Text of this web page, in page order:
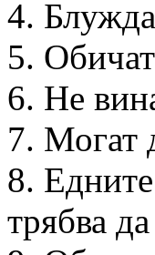
4.
5.
6. Не
7. Могат
8.
трябва